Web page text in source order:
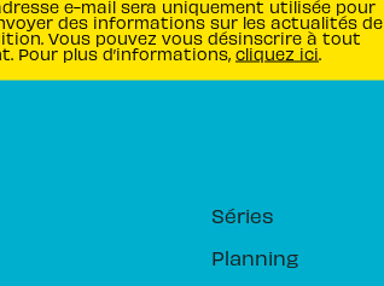
e-mail sera uniquement utilisée pour
des informations sur les actualités de
Vous pouvez vous désinscrire à tout
Pour plus d’informations, cliquez ici.
Séries
Planning